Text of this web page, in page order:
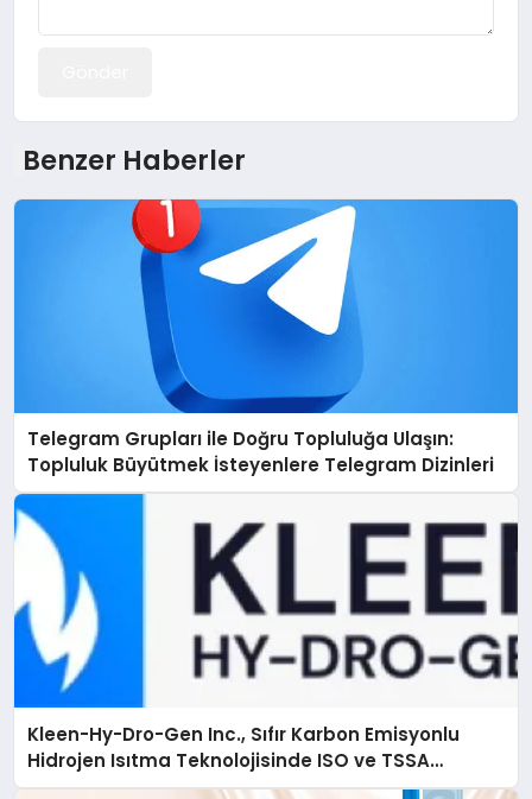
Benzer Haberler
Telegram Grupları ile Doğru Topluluğa Ulaşın:
Topluluk Büyütmek İsteyenlere Telegram Dizinleri
Kleen-Hy-Dro-Gen Inc., Sıfır Karbon Emisyonlu
Hidrojen Isıtma Teknolojisinde ISO ve TSSA
Düzenleyici Onaylarını Aldı